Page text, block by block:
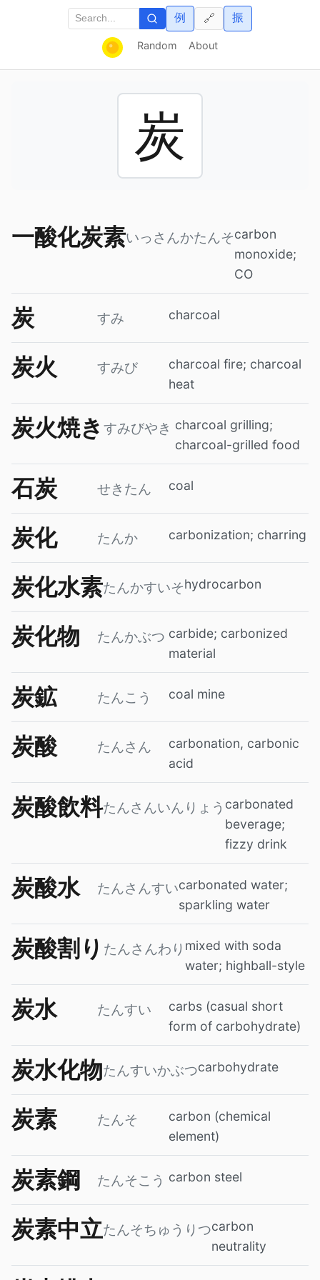
Random About
例 振
🔗
炭
一酸化炭素いっさんかたんそcarbon
monoxide;
CO
炭 すみ charcoal
炭火 すみび
charcoal fire; charcoal
heat
炭火焼き すみびやき charcoal grilling;
charcoal-grilled food
石炭 せきたん coal
炭化 たんか carbonization; charring
炭化水素たんかすいそhydrocarbon
炭化物 たんかぶつ carbide; carbonized
material
炭鉱 たんこう coal mine
炭酸 たんさん
carbonation, carbonic
acid
炭酸飲料たんさんいんりょう carbonated
beverage;
fizzy drink
炭酸水 たんさんすいcarbonated water;
sparkling water
炭酸割り たんさんわり mixed with soda
water; highball-style
炭水 たんすい
carbs (casual short
form of carbohydrate)
炭水化物たんすいかぶつcarbohydrate
炭素 たんそ
carbon (chemical
element)
炭素鋼 たんそこう carbon steel
炭素中立たんそちゅうりつcarbon
neutrality